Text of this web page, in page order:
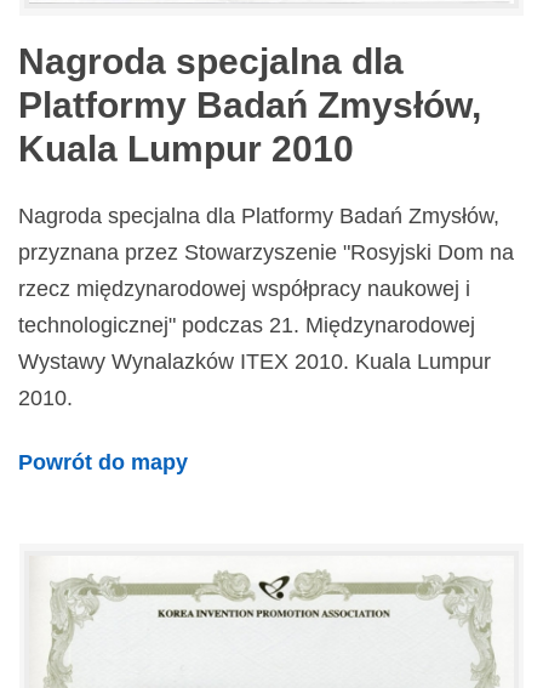
Nagroda specjalna dla
Platformy Badań Zmysłów,
Kuala Lumpur 2010
Nagroda specjalna dla Platformy Badań Zmysłów,
przyznana przez Stowarzyszenie "Rosyjski Dom na
rzecz międzynarodowej współpracy naukowej i
technologicznej" podczas 21. Międzynarodowej
Wystawy Wynalazków ITEX 2010. Kuala Lumpur
2010.
Powrót do mapy